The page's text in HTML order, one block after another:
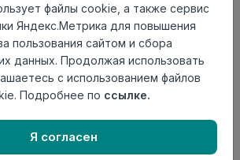
файлы cookie, а также сервис
Яндекс.Метрика для повышения
пользования сайтом и сбора
данных. Продолжая использовать
с использованием файлов
Подробнее по ссылке.
Я согласен